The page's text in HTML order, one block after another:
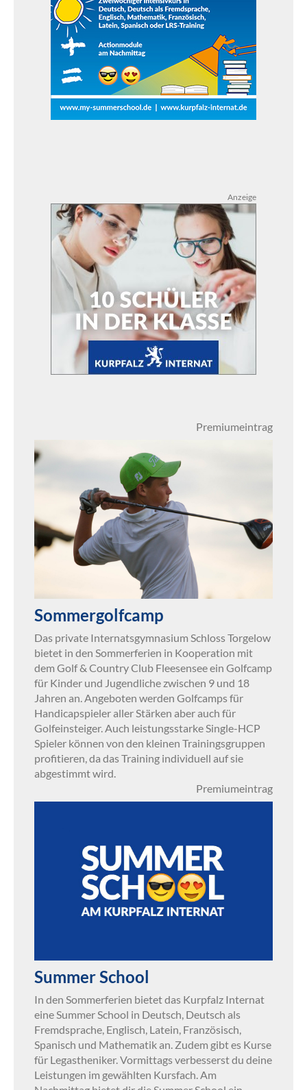
Anzeige
Premiumeintrag
Sommergolfcamp
Das private Internatsgymnasium Schloss Torgelow
bietet in den Sommerferien in Kooperation mit
dem Golf & Country Club Fleesensee ein Golfcamp
für Kinder und Jugendliche zwischen 9 und 18
Jahren an. Angeboten werden Golfcamps für
Handicapspieler aller Stärken aber auch für
Golfeinsteiger. Auch leistungsstarke Single-HCP
Spieler können von den kleinen Trainingsgruppen
profitieren, da das Training individuell auf sie
abgestimmt wird.
Premiumeintrag
Summer School
In den Sommerferien bietet das Kurpfalz Internat
eine Summer School in Deutsch, Deutsch als
Fremdsprache, Englisch, Latein, Französisch,
Spanisch und Mathematik an. Zudem gibt es Kurse
für Legastheniker. Vormittags verbesserst du deine
Leistungen im gewählten Kursfach. Am